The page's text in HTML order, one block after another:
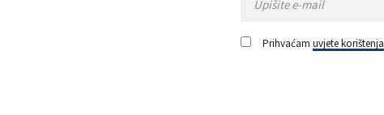
Prihvaćam uvjete korištenja